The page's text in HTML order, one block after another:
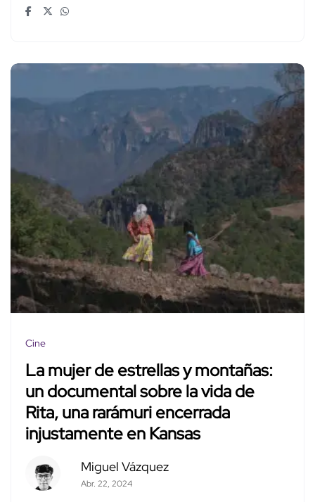
Cine
La mujer de estrellas y montañas:
un documental sobre la vida de
Rita, una rarámuri encerrada
injustamente en Kansas
Miguel Vázquez
Abr. 22, 2024